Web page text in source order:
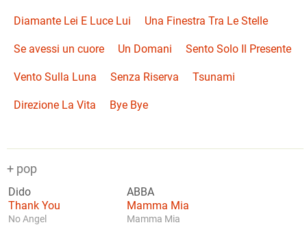
Diamante Lei E Luce Lui Una Finestra Tra Le Stelle
Se avessi un cuore Un Domani Sento Solo Il Presente
Vento Sulla Luna Senza Riserva Tsunami
Direzione La Vita Bye Bye
+ pop
Dido
Thank You
No Angel
ABBA
Mamma Mia
Mamma Mia